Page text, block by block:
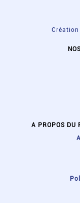
Création
A PROPOS DU